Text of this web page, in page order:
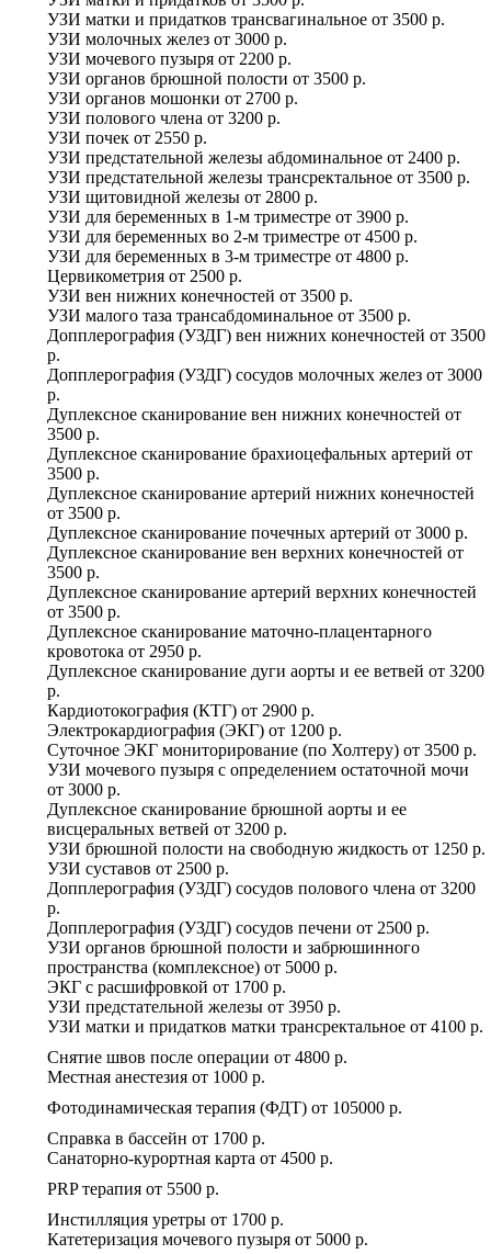
УЗИ матки и придатков трансвагинальное от 3500 р.
УЗИ молочных желез от 3000 р.
УЗИ мочевого пузыря от 2200 р.
УЗИ органов брюшной полости от 3500 р.
УЗИ органов мошонки от 2700 р.
УЗИ полового члена от 3200 р.
УЗИ почек от 2550 р.
УЗИ предстательной железы абдоминальное от 2400 р.
УЗИ предстательной железы трансректальное от 3500 р.
УЗИ щитовидной железы от 2800 р.
УЗИ для беременных в 1-м триместре от 3900 р.
УЗИ для беременных во 2-м триместре от 4500 р.
УЗИ для беременных в 3-м триместре от 4800 р.
Цервикометрия от 2500 р.
УЗИ вен нижних конечностей от 3500 р.
УЗИ малого таза трансабдоминальное от 3500 р.
Допплерография (УЗДГ) вен нижних конечностей от 3500
р.
Допплерография (УЗДГ) сосудов молочных желез от 3000
р.
Дуплексное сканирование вен нижних конечностей от
3500 р.
Дуплексное сканирование брахиоцефальных артерий от
3500 р.
Дуплексное сканирование артерий нижних конечностей
от 3500 р.
Дуплексное сканирование почечных артерий от 3000 р.
Дуплексное сканирование вен верхних конечностей от
3500 р.
Дуплексное сканирование артерий верхних конечностей
от 3500 р.
Дуплексное сканирование маточно-плацентарного
кровотока от 2950 р.
Дуплексное сканирование дуги аорты и ее ветвей от 3200
р.
Кардиотокография (КТГ) от 2900 р.
Электрокардиография (ЭКГ) от 1200 р.
Суточное ЭКГ мониторирование (по Холтеру) от 3500 р.
УЗИ мочевого пузыря с определением остаточной мочи
от 3000 р.
Дуплексное сканирование брюшной аорты и ее
висцеральных ветвей от 3200 р.
УЗИ брюшной полости на свободную жидкость от 1250 р.
УЗИ суставов от 2500 р.
Допплерография (УЗДГ) сосудов полового члена от 3200
р.
Допплерография (УЗДГ) сосудов печени от 2500 р.
УЗИ органов брюшной полости и забрюшинного
пространства (комплексное) от 5000 р.
ЭКГ с расшифровкой от 1700 р.
УЗИ предстательной железы от 3950 р.
УЗИ матки и придатков матки трансректальное от 4100 р.
Снятие швов после операции от 4800 р.
Местная анестезия от 1000 р.
Фотодинамическая терапия (ФДТ) от 105000 р.
Справка в бассейн от 1700 р.
Санаторно-курортная карта от 4500 р.
PRP терапия от 5500 р.
Инстилляция уретры от 1700 р.
Катетеризация мочевого пузыря от 5000 р.